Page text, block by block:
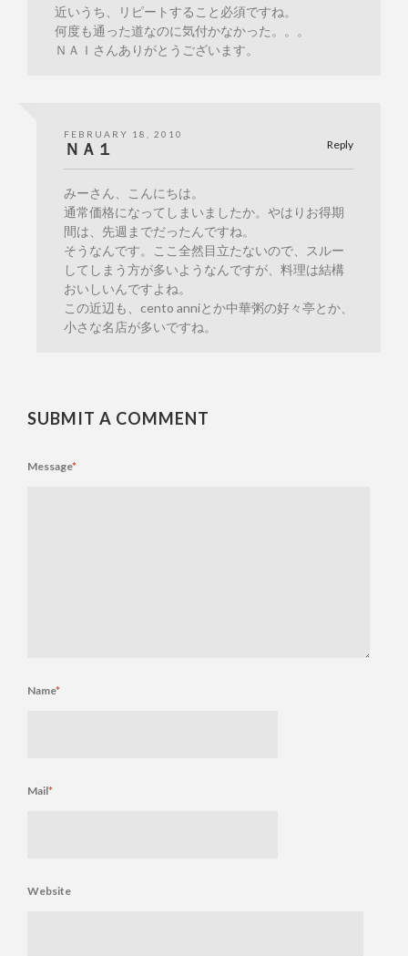
近いうち、リピートすること必須ですね。
何度も通った道なのに気付かなかった。。。
ＮＡＩさんありがとうございます。
FEBRUARY 18, 2010
Reply
ＮＡ１
みーさん、こんにちは。
通常価格になってしまいましたか。やはりお得期
間は、先週までだったんですね。
そうなんです。ここ全然目立たないので、スルー
してしまう方が多いようなんですが、料理は結構
おいしいんですよね。
この近辺も、cento anniとか中華粥の好々亭とか、
小さな名店が多いですね。
SUBMIT A COMMENT
Message*
Name*
Mail*
Website